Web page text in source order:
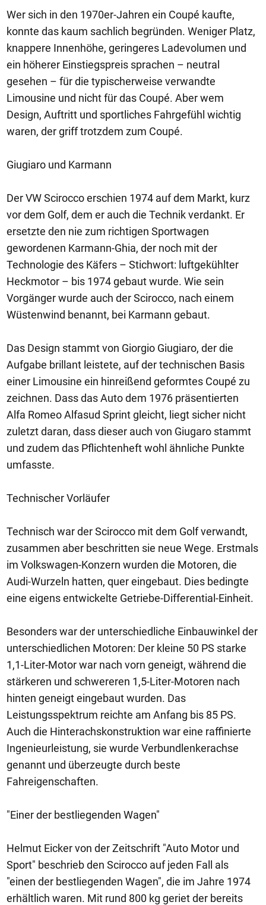
Wer sich in den 1970er-Jahren ein Coupé kaufte,
konnte das kaum sachlich begründen. Weniger Platz,
knappere Innenhöhe, geringeres Ladevolumen und
ein höherer Einstiegspreis sprachen – neutral
gesehen – für die typischerweise verwandte
Limousine und nicht für das Coupé. Aber wem
Design, Auftritt und sportliches Fahrgefühl wichtig
waren, der griff trotzdem zum Coupé.
Giugiaro und Karmann
Der VW Scirocco erschien 1974 auf dem Markt, kurz
vor dem Golf, dem er auch die Technik verdankt. Er
ersetzte den nie zum richtigen Sportwagen
gewordenen Karmann-Ghia, der noch mit der
Technologie des Käfers – Stichwort: luftgekühlter
Heckmotor – bis 1974 gebaut wurde. Wie sein
Vorgänger wurde auch der Scirocco, nach einem
Wüstenwind benannt, bei Karmann gebaut.
Das Design stammt von Giorgio Giugiaro, der die
Aufgabe brillant leistete, auf der technischen Basis
einer Limousine ein hinreißend geformtes Coupé zu
zeichnen. Dass das Auto dem 1976 präsentierten
Alfa Romeo Alfasud Sprint gleicht, liegt sicher nicht
zuletzt daran, dass dieser auch von Giugaro stammt
und zudem das Pflichtenheft wohl ähnliche Punkte
umfasste.
Technischer Vorläufer
Technisch war der Scirocco mit dem Golf verwandt,
zusammen aber beschritten sie neue Wege. Erstmals
im Volkswagen-Konzern wurden die Motoren, die
Audi-Wurzeln hatten, quer eingebaut. Dies bedingte
eine eigens entwickelte Getriebe-Differential-Einheit.
Besonders war der unterschiedliche Einbauwinkel der
unterschiedlichen Motoren: Der kleine 50 PS starke
1,1-Liter-Motor war nach vorn geneigt, während die
stärkeren und schwereren 1,5-Liter-Motoren nach
hinten geneigt eingebaut wurden. Das
Leistungsspektrum reichte am Anfang bis 85 PS.
Auch die Hinterachskonstruktion war eine raffinierte
Ingenieurleistung, sie wurde Verbundlenkerachse
genannt und überzeugte durch beste
Fahreigenschaften.
"Einer der bestliegenden Wagen"
Helmut Eicker von der Zeitschrift "Auto Motor und
Sport" beschrieb den Scirocco auf jeden Fall als
"einen der bestliegenden Wagen", die im Jahre 1974
erhältlich waren. Mit rund 800 kg geriet der bereits